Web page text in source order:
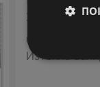
20.02
брошура
Изтекла